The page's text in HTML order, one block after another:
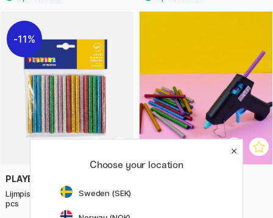
11%
PLAYBOX
Lijmpistool vullingen glitter 18
pcs
Choose your location
Sweden (SEK)